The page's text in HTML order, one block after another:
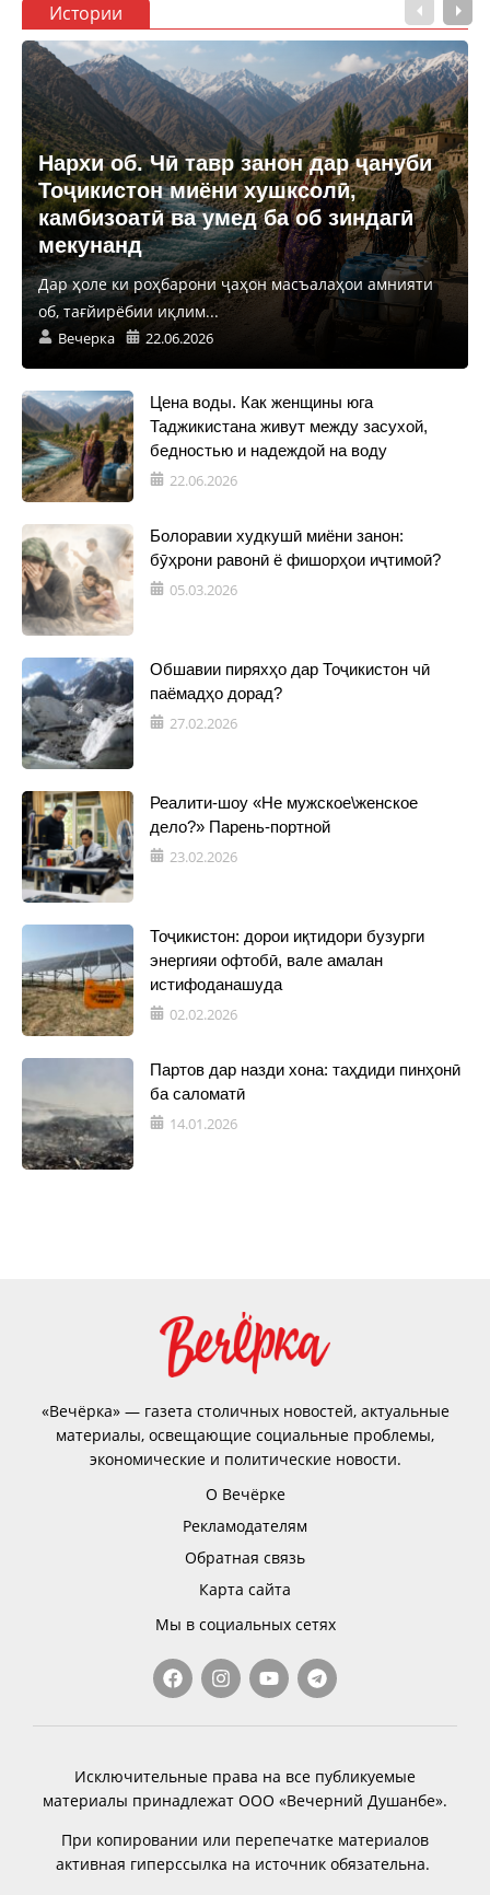
Истории
Нархи об. Чӣ тавр занон дар ҷануби
Тоҷикистон миёни хушксолӣ,
камбизоатӣ ва умед ба об зиндагӣ
мекунанд
Дар ҳоле ки роҳбарони ҷаҳон масъалаҳои амнияти
об, тағйирёбии иқлим...
Вечерка 22.06.2026
Цена воды. Как женщины юга
Таджикистана живут между засухой,
бедностью и надеждой на воду
22.06.2026
Болоравии худкушӣ миёни занон:
бӯҳрони равонӣ ё фишорҳои иҷтимоӣ?
05.03.2026
Обшавии пиряхҳо дар Тоҷикистон чӣ
паёмадҳо дорад?
27.02.2026
Реалити-шоу «Не мужское\женское
дело?» Парень-портной
23.02.2026
Тоҷикистон: дорои иқтидори бузурги
энергияи офтобӣ, вале амалан
истифоданашуда
02.02.2026
Партов дар назди хона: таҳдиди пинҳонӣ
ба саломатӣ
14.01.2026
«Вечёрка» — газета столичных новостей, актуальные
материалы, освещающие социальные проблемы,
экономические и политические новости.
О Вечёрке
Рекламодателям
Обратная связь
Карта сайта
Мы в социальных сетях
Исключительные права на все публикуемые
материалы принадлежат ООО «Вечерний Душанбе».
При копировании или перепечатке материалов
активная гиперссылка на источник обязательна.